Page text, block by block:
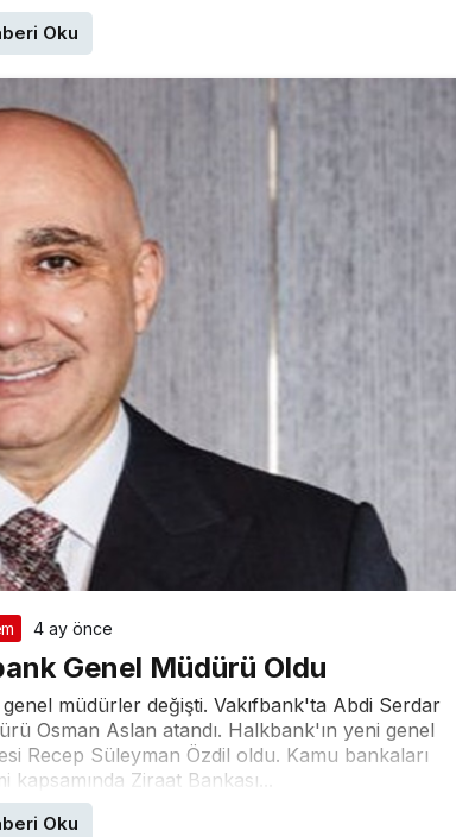
Oku
4 ay önce
Genel Müdürü Oldu
müdürler değişti. Vakıfbank'ta Abdi Serdar
Osman Aslan atandı. Halkbank'ın yeni genel
Recep Süleyman Özdil oldu. Kamu bankaları
Ziraat Bankası...
Oku